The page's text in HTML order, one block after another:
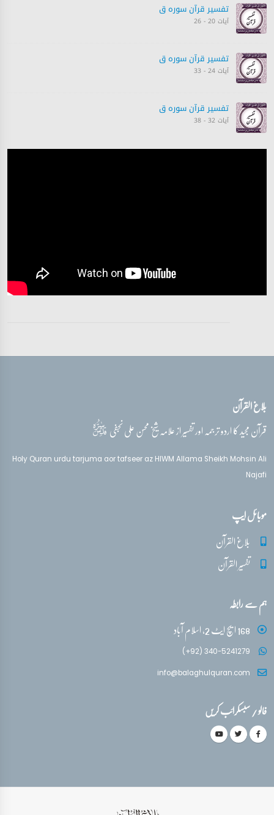
تفسیر قرآن سورہ ‎ق
آیات 20 - 26
تفسیر قرآن سورہ ‎ق
آیات 24 - 33
تفسیر قرآن سورہ ‎ق
آیات 32 - 38
بلاغ القرآن
قرآن مجید کا اردو ترجمہ اور تفسیر از علامہ شیخ محسن علی نجفیقدس‌سره
Holy Quran urdu tarjuma aor tafseer az HIWM Allama Sheikh Mohsin Ali
Najafi
موبائل ایپ
بلاغ القرآن
تفسیر القرآن
ہم سے رابطہ
168 ایچ ایٹ 2، اسلام آباد
(+92) 340-5241279
info@balaghulquran.com
فالو / سبسکرائب کریں